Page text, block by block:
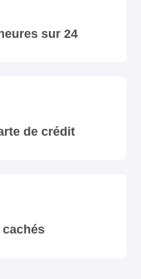
sur 24
de crédit